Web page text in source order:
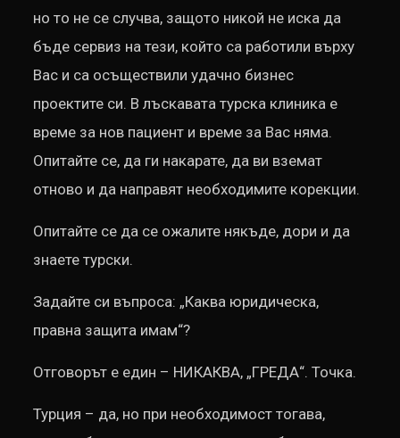
но то не се случва, защото никой не иска да
бъде сервиз на тези, който са работили върху
Вас и са осъществили удачно бизнес
проектите си. В лъскавата турска клиника е
време за нов пациент и време за Вас няма.
Опитайте се, да ги накарате, да ви вземат
отново и да направят необходимите корекции.
Опитайте се да се ожалите някъде, дори и да
знаете турски.
Задайте си въпроса: „Каква юридическа,
правна защита имам“?
Отговорът е един – НИКАКВА, „ГРЕДА“. Точка.
Турция – да, но при необходимост тогава,